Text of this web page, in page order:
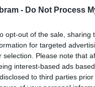
- Do Not Process
opt-out of the sale,
for targeted
selection. Please note that
interest-based ads
to third parties
Zpravodajství
Odsouzení v
budou moci